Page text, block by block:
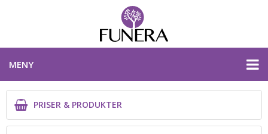
MENY
PRISER & PRODUKTER
PRISER & PRODUKTER